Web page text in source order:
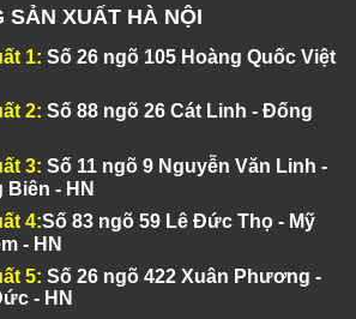
SẢN XUẤT HÀ NỘI
1: Số 26 ngõ 105 Hoàng Quốc Việt
2: Số 88 ngõ 26 Cát Linh - Đống
3: Số 11 ngõ 9 Nguyễn Văn Linh -
- HN
4:Số 83 ngõ 59 Lê Đức Thọ - Mỹ
- HN
5: Số 26 ngõ 422 Xuân Phương -
- HN